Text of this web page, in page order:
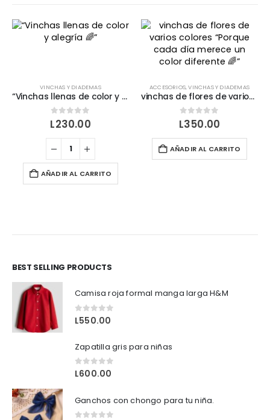
VINCHAS Y DIADEMAS
“Vinchas llenas de color y alegría 🌈”
0out of 5
L230.00
AÑADIR AL CARRITO
ACCESORIOS,VINCHAS Y DIADEMAS
vinchas de flores de varios colores “Porque cada día merece un color diferente 🌈”
0out of 5
L350.00
AÑADIR AL CARRITO
BEST SELLING PRODUCTS
Camisa roja formal manga larga H&M
0out of 5
L550.00
Zapatilla gris para niñas
0out of 5
L600.00
Ganchos con chongo para tu niña.